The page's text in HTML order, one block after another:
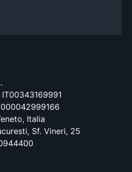
IT00343169991
000042999166
Italia
Sf. Vineri, 25